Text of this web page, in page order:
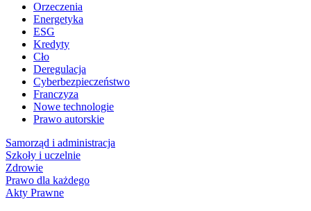
Orzeczenia
Energetyka
ESG
Kredyty
Cło
Deregulacja
Cyberbezpieczeństwo
Franczyza
Nowe technologie
Prawo autorskie
Samorząd i administracja
Szkoły i uczelnie
Zdrowie
Prawo dla każdego
Akty Prawne